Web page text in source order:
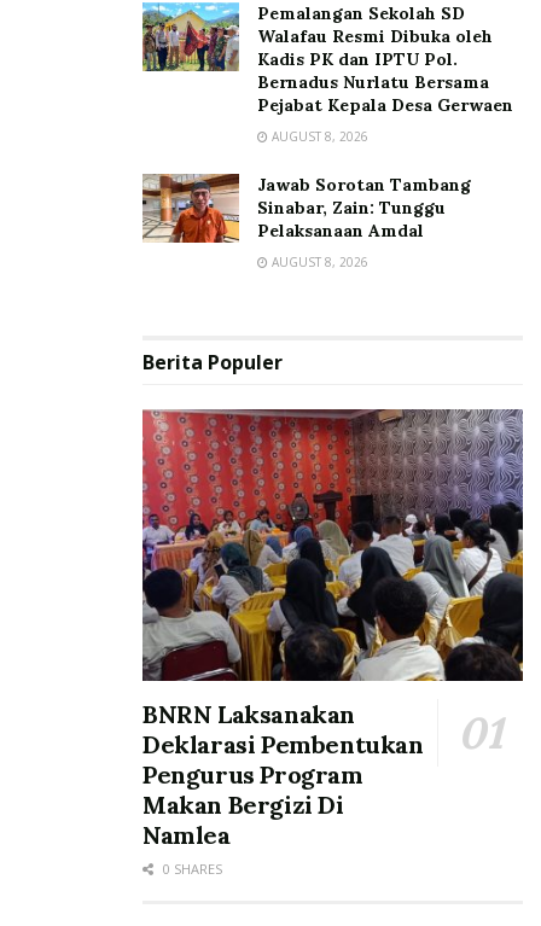
Pemalangan Sekolah SD
Walafau Resmi Dibuka oleh
Kadis PK dan IPTU Pol.
Bernadus Nurlatu Bersama
Pejabat Kepala Desa Gerwaen
AUGUST 8, 2026
Jawab Sorotan Tambang
Sinabar, Zain: Tunggu
Pelaksanaan Amdal
AUGUST 8, 2026
Berita Populer
BNRN Laksanakan
Deklarasi Pembentukan
Pengurus Program
Makan Bergizi Di
Namlea
0 SHARES